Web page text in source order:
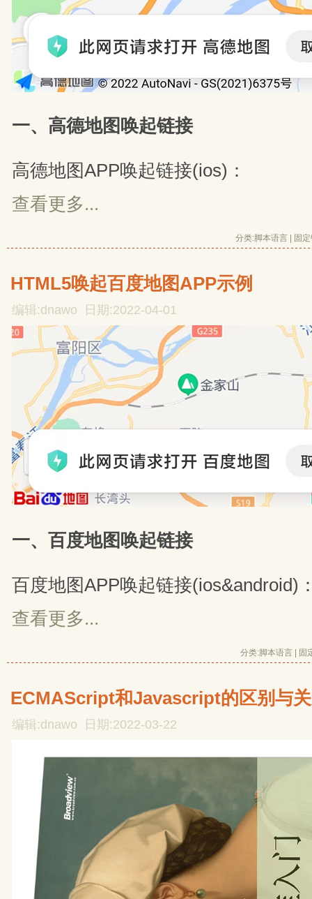
一、高德地图唤起链接
高德地图APP唤起链接(ios)：
查看更多...
分类:脚本语言 固
HTML5唤起百度地图APP示例
编辑:dnawo 日期:2022-04-01
一、百度地图唤起链接
百度地图APP唤起链接(ios&android)
查看更多...
分类:脚本语言 固
ECMAScript和Javascript的区别与
编辑:dnawo 日期:2022-03-22